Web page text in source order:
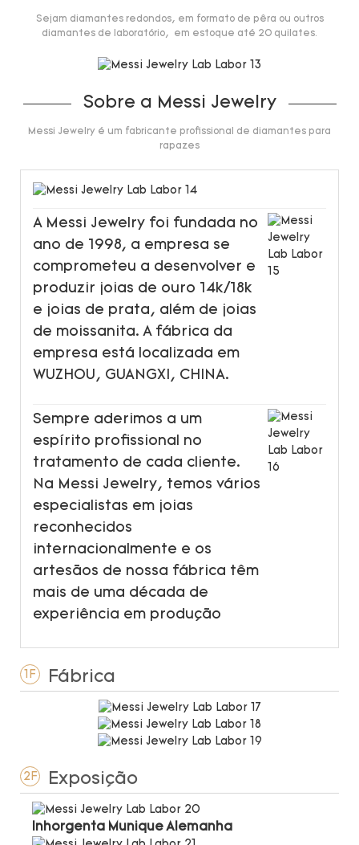
Sejam diamantes redondos, em formato de pêra ou outros
diamantes de laboratório, em estoque até 20 quilates.
Sobre a Messi Jewelry
Messi Jewelry é um fabricante profissional de diamantes para
rapazes
A Messi Jewelry foi fundada no
ano de 1998, a empresa se
comprometeu a desenvolver e
produzir joias de ouro 14k/18k
e joias de prata, além de joias
de moissanita. A fábrica da
empresa está localizada em
WUZHOU, GUANGXI, CHINA.
Sempre aderimos a um
espírito profissional no
tratamento de cada cliente.
Na Messi Jewelry, temos vários
especialistas em joias
reconhecidos
internacionalmente e os
artesãos de nossa fábrica têm
mais de uma década de
experiência em produção
1F Fábrica
2F Exposição
Inhorgenta Munique Alemanha